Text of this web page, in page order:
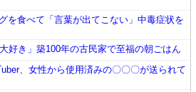
を食べて「言葉が出てこない」中毒症状を
好き」築100年の古民家で至福の朝ごはん
、女性から使用済みの〇〇〇が送られて